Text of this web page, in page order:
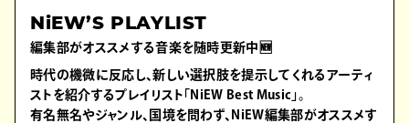
NiEW’S PLAYLIST
編集部がオススメする音楽を随時更新中🆕
時代の機微に反応し、新しい選択肢を提示してくれるアーティ
ストを紹介するプレイリスト「NiEW Best Music」。
有名無名やジャンル、国境を問わず、NiEW編集部がオススメす